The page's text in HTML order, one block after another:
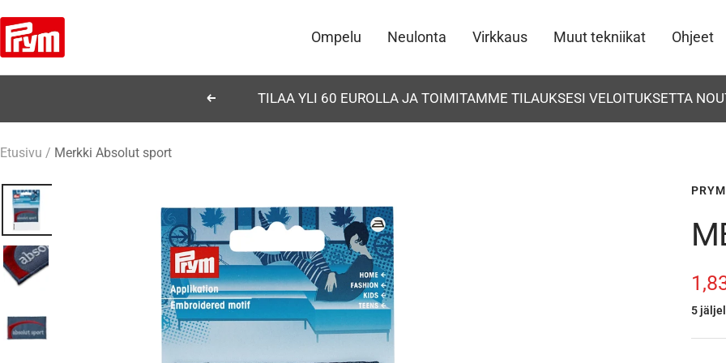
sisältöön
Ompelu Neulonta Virkkaus Muut tekniikat Ohjeet
Prym
EdellinenTILAA YLI 60 EUROLLA JA TOIMITAMME TILAUKSESI VELOITUKSETTA
Etusivu Merkki Absolut sport
PRYM
5